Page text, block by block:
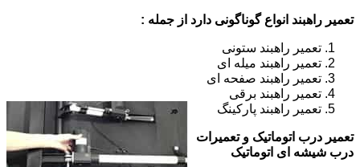
تعمیر راهبند انواع گوناگونی دارد از جمله :
تعمیر راهبند ستونی
تعمیر راهبند میله ای
تعمیر راهبند صفحه ای
تعمیر راهبند برقی
تعمیر راهبند پارکینگ
تعمیر درب اتوماتیک و تعمیرات
درب شیشه ای اتوماتیک